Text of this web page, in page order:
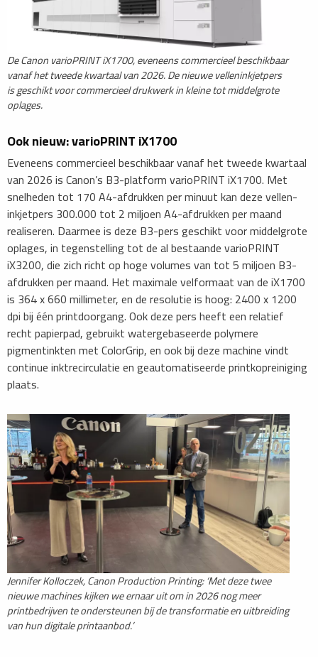
De Canon varioPRINT iX1700, eveneens commercieel beschikbaar
vanaf het tweede kwartaal van 2026. De nieuwe velleninkjetpers
is geschikt voor commercieel drukwerk in kleine tot middelgrote
oplages.
Ook nieuw: varioPRINT iX1700
Eveneens commercieel beschikbaar vanaf het tweede kwartaal
van 2026 is Canon’s B3-platform varioPRINT iX1700. Met
snelheden tot 170 A4-afdrukken per minuut kan deze vellen-
inkjetpers 300.000 tot 2 miljoen A4-afdrukken per maand
realiseren. Daarmee is deze B3-pers geschikt voor middelgrote
oplages, in tegenstelling tot de al bestaande varioPRINT
iX3200, die zich richt op hoge volumes van tot 5 miljoen B3-
afdrukken per maand. Het maximale velformaat van de iX1700
is 364 x 660 millimeter, en de resolutie is hoog: 2400 x 1200
dpi bij één printdoorgang. Ook deze pers heeft een relatief
recht papierpad, gebruikt watergebaseerde polymere
pigmentinkten met ColorGrip, en ook bij deze machine vindt
continue inktrecirculatie en geautomatiseerde printkopreiniging
plaats.
Jennifer Kolloczek, Canon Production Printing: ‘Met deze twee
nieuwe machines kijken we ernaar uit om in 2026 nog meer
printbedrijven te ondersteunen bij de transformatie en uitbreiding
van hun digitale printaanbod.’